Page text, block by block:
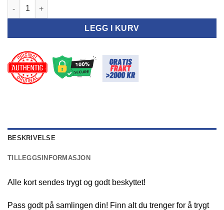
Prismatic Evolutions - 001/131 - Exeggcute - Reverse Holo
LEGG I KURV
BESKRIVELSE
TILLEGGSINFORMASJON
Alle kort sendes trygt og godt beskyttet!
Pass godt på samlingen din! Finn alt du trenger for å trygt